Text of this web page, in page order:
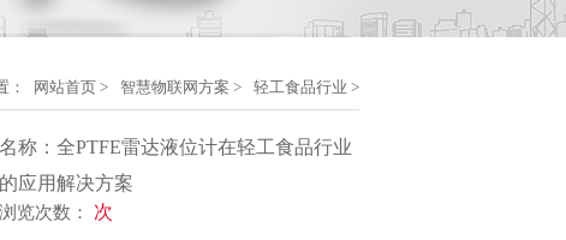
： 网站首页 > 智慧物联网方案 > 轻工食品行业 >
名称：全PTFE雷达液位计在轻工食品行业
的应用解决方案
浏览次数： 次